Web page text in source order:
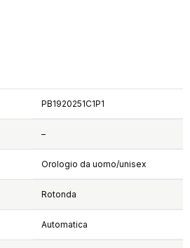
PB1920251C1P1
–
Orologio da uomo/unisex
Rotonda
Automatica